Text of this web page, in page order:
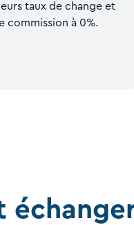
taux de change et
commission à 0%.